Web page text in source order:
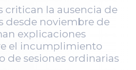
critican la ausencia de
desde noviembre de
explicaciones
el incumplimiento
de sesiones ordinarias